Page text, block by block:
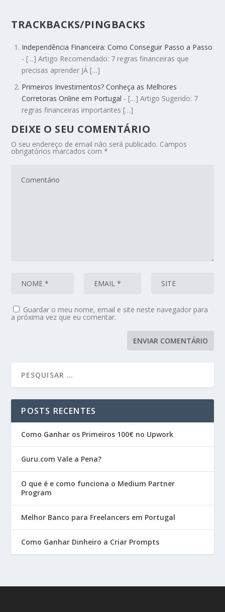
TRACKBACKS/PINGBACKS
Independência Financeira: Como Conseguir Passo a Passo
- […] Artigo Recomendado: 7 regras financeiras que
precisas aprender JÁ […]
Primeiros Investimentos? Conheça as Melhores
Corretoras Online em Portugal - […] Artigo Sugerido: 7
regras financeiras importantes […]
DEIXE O SEU COMENTÁRIO
O seu endereço de email não será publicado. Campos
obrigatórios marcados com*
Guardar o meu nome, email e site neste navegador para
a próxima vez que eu comentar.
POSTS RECENTES
Como Ganhar os Primeiros 100€ no Upwork
Guru.com Vale a Pena?
O que é e como funciona o Medium Partner
Program
Melhor Banco para Freelancers em Portugal
Como Ganhar Dinheiro a Criar Prompts